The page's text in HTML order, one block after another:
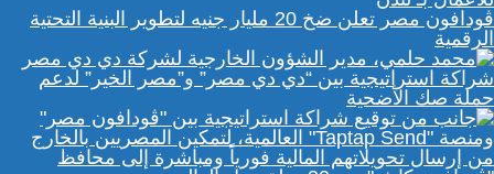
ڤودافون مصر تعلن ضخ 20 مليار جنيه لتطوير البنية التحتية
الرقمية
شراكة استراتيجية بين “دي دي مصر” و”مصر الخير” لدعم
حملة صك الأضحية